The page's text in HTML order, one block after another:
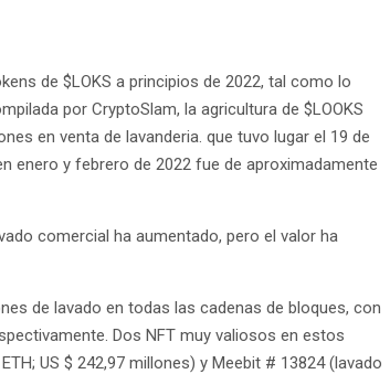
de $LOKS a principios de 2022, tal como lo
por CryptoSlam, la agricultura de $LOOKS
en venta de lavanderia. que tuvo lugar el 19 de
enero y febrero de 2022 fue de aproximadamente
comercial ha aumentado, pero el valor ha
de lavado en todas las cadenas de bloques, con
Dos NFT muy valiosos en estos
US $ 242,97 millones) y Meebit # 13824 (lavado